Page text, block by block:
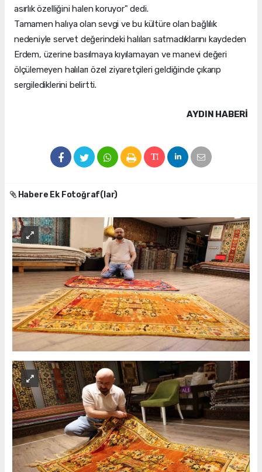
asırlık özelliğini halen koruyor" dedi.
Tamamen halıya olan sevgi ve bu kültüre olan bağlılık
nedeniyle servet değerindeki halıları satmadıklarını kaydeden
Erdem, üzerine basılmaya kıyılamayan ve manevi değeri
ölçülemeyen halıları özel ziyaretçileri geldiğinde çıkarıp
sergilediklerini belirtti.
AYDIN HABERİ
Habere Ek Fotoğraf(lar)